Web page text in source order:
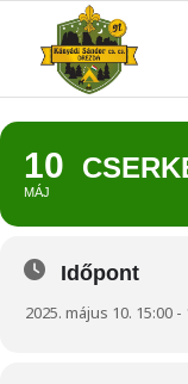
10
MÁJ
Időpont
2025. május 10. 15:00 -